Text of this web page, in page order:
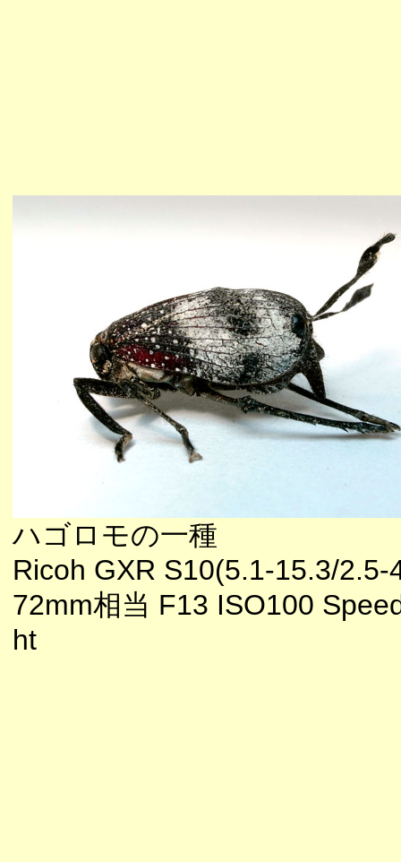
ハゴロモの一種
Ricoh GXR S10(5.1-15.3/2.5-
72mm相当 F13 ISO100
ht